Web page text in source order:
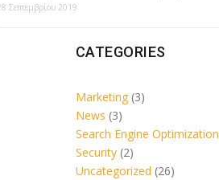
Σεπτεμβρίου 2019
CATEGORIES
Marketing(3)
News (3)
Search Engine Optimization
Security(2)
Uncategorized (26)